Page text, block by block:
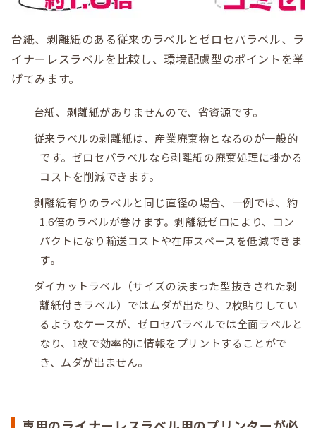
台紙、剥離紙のある従来のラベルとゼロセパラベル、ラ
イナーレスラベルを比較し、環境配慮型のポイントを挙
げてみます。
台紙、剥離紙がありませんので、省資源です。
従来ラベルの剥離紙は、産業廃棄物となるのが一般的
です。ゼロセパラベルなら剥離紙の廃棄処理に掛かる
コストを削減できます。
剥離紙有りのラベルと同じ直径の場合、一例では、約
1.6倍のラベルが巻けます。剥離紙ゼロにより、コン
パクトになり輸送コストや在庫スペースを低減できま
す。
ダイカットラベル（サイズの決まった型抜きされた剥
離紙付きラベル）ではムダが出たり、2枚貼りしてい
るようなケースが、ゼロセパラベルでは全面ラベルと
なり、1枚で効率的に情報をプリントすることがで
き、ムダが出ません。